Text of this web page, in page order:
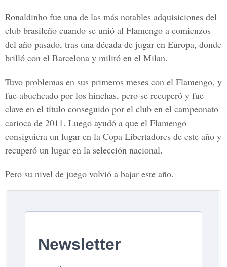
Ronaldinho fue una de las más notables adquisiciones del
club brasileño cuando se unió al Flamengo a comienzos
del año pasado, tras una década de jugar en Europa, donde
brilló con el Barcelona y militó en el Milan.
Tuvo problemas en sus primeros meses con el Flamengo, y
fue abucheado por los hinchas, pero se recuperó y fue
clave en el título conseguido por el club en el campeonato
carioca de 2011. Luego ayudó a que el Flamengo
consiguiera un lugar en la Copa Libertadores de este año y
recuperó un lugar en la selección nacional.
Pero su nivel de juego volvió a bajar este año.